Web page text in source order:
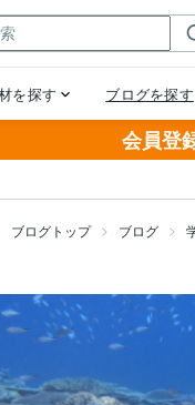
会員登
ブログトップ ブログ